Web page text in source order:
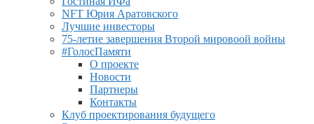
NFT Юрия Аратовского
Лучшие инвесторы
75-летие завершения Второй мировоой войны
#ГолосПамяти
О проекте
Новости
Партнеры
Контакты
Клуб проектирования будущего